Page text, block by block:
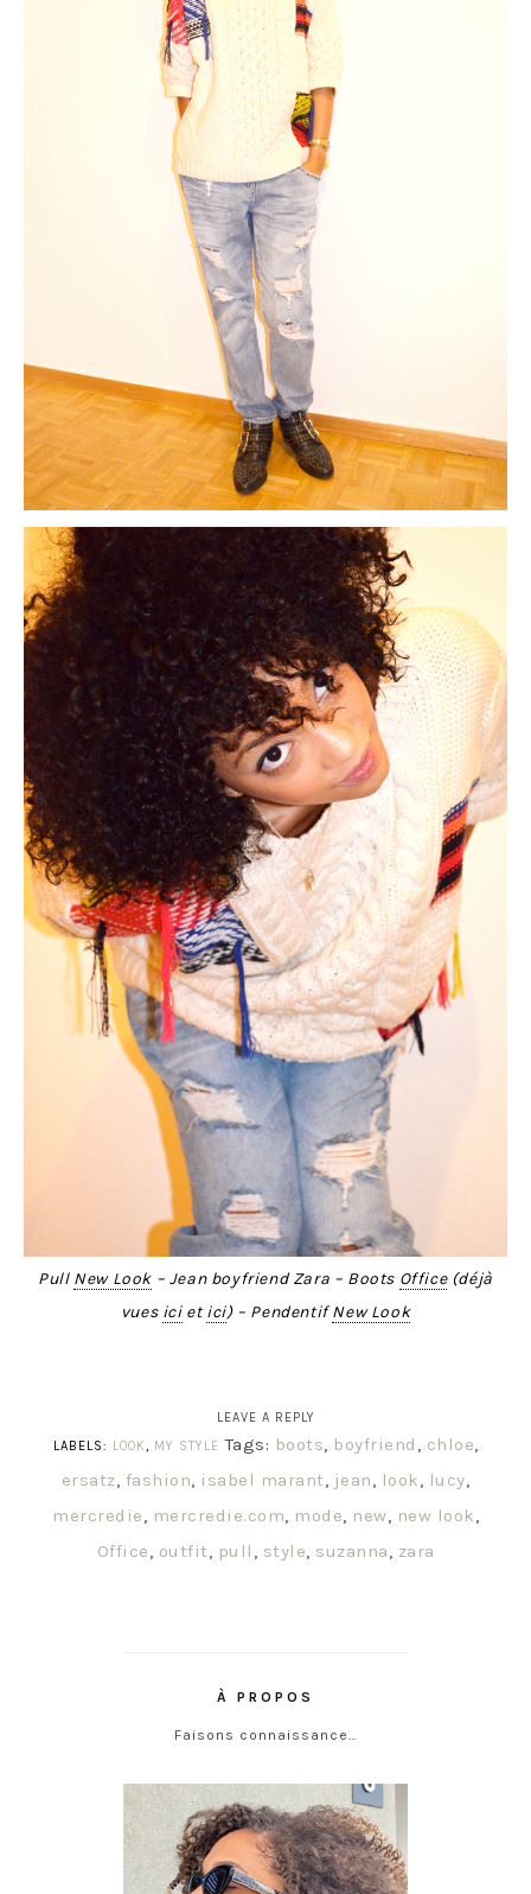
Pull New Look – Jean boyfriend Zara – Boots Office(déjà
vues icietici) – PendentifNew Look
LEAVE A REPLY
LABELS:
LOOK, MY STYLE Tags: boots, boyfriend , chloe,
ersatz, fashion, isabel marant, jean, look, lucy,
mercredie, mercredie.com, mode, new, new look,
Office, outfit, pull , style, suzanna, zara
À PROPOS
Faisons connaissance…